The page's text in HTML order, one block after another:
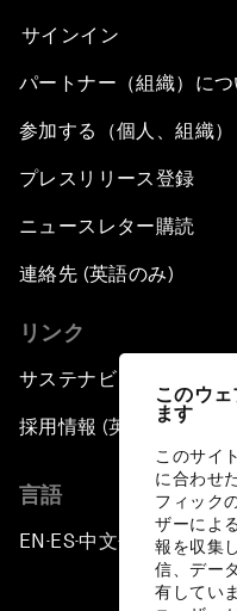
このウ
ます
このサイ
に合わせ
フィック
ザーによ
報を収集
信、デー
有してい
サインイン
パートナー（組織）につ
参加する（個人、組織）
プレスリリース登録
ニュースレター購読
連絡先 (英語のみ)
リンク
サステナビリティへの取
採用情報 (英語のみ)
言語
EN ▪ES▪中文▪ 日本語